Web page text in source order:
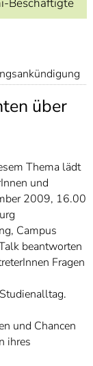
über
Thema lädt
und
2009, 16.00
Campus
beantworten
Fragen
und Chancen
ihres